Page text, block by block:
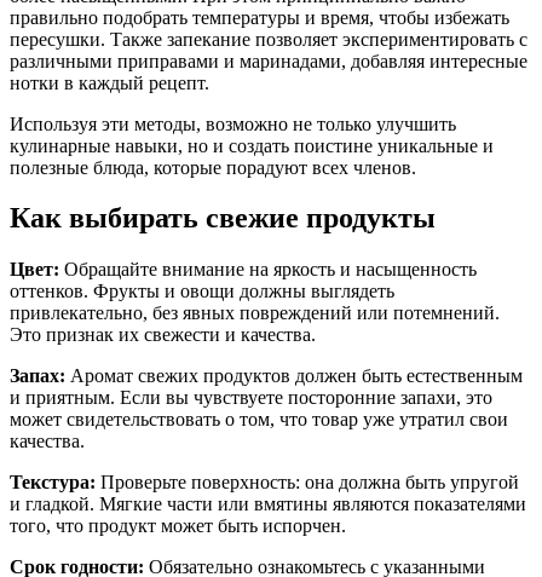
правильно подобрать температуры и время, чтобы избежать
пересушки. Также запекание позволяет экспериментировать с
различными приправами и маринадами, добавляя интересные
нотки в каждый рецепт.
Используя эти методы, возможно не только улучшить
кулинарные навыки, но и создать поистине уникальные и
полезные блюда, которые порадуют всех членов.
Как выбирать свежие продукты
Цвет: Обращайте внимание на яркость и насыщенность
оттенков. Фрукты и овощи должны выглядеть
привлекательно, без явных повреждений или потемнений.
Это признак их свежести и качества.
Запах: Аромат свежих продуктов должен быть естественным
и приятным. Если вы чувствуете посторонние запахи, это
может свидетельствовать о том, что товар уже утратил свои
качества.
Текстура: Проверьте поверхность: она должна быть упругой
и гладкой. Мягкие части или вмятины являются показателями
того, что продукт может быть испорчен.
Срок годности: Обязательно ознакомьтесь с указанными